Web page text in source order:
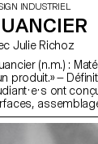
INDUSTRIEL
avec Julie Richoz
(n.m.) :
produit.» —
ont